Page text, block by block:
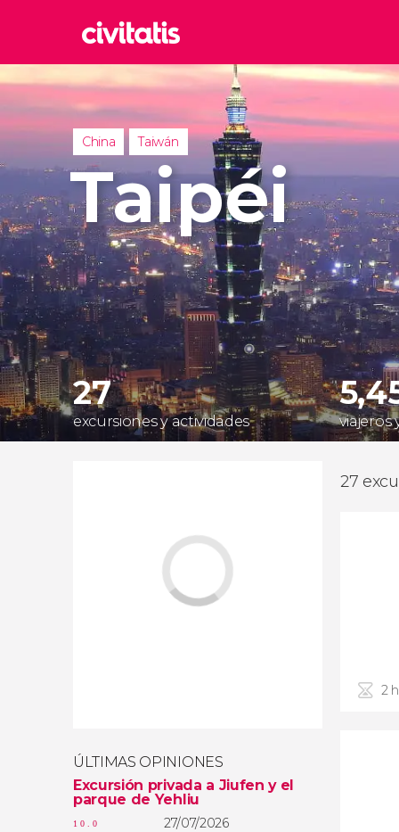
Reino
Turquía
China Taiwán
Taipéi
27
excursiones y actividades viajeros
ÚLTIMAS OPINIONES
Excursión privada a Jiufen y el
parque de Yehliu
10.0
27/07/2026
27
2